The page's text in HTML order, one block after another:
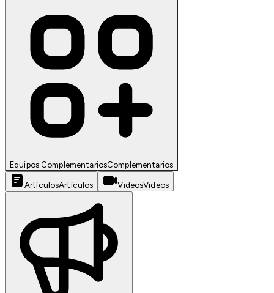
Equipos ComplementariosComplementarios
ArtículosArtículos VideosVideos